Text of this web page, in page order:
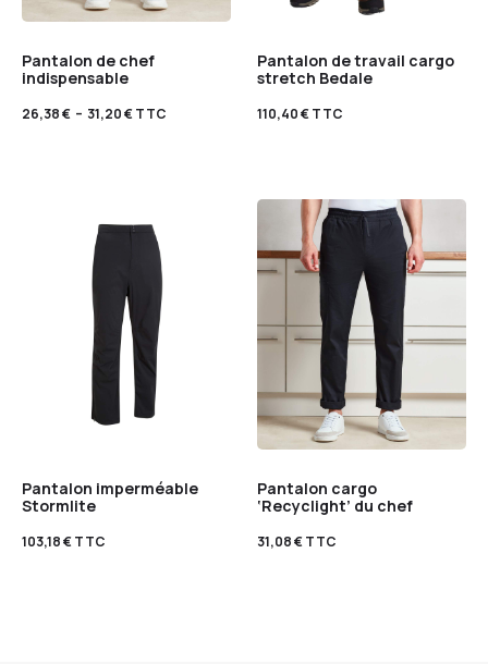
Pantalon de chef
indispensable
26,38€ – 31,20€TTC
Pantalon de travail cargo
stretch Bedale
110,40€TTC
Pantalon imperméable
Stormlite
103,18€TTC
Pantalon cargo
‘Recyclight’ du chef
31,08€TTC